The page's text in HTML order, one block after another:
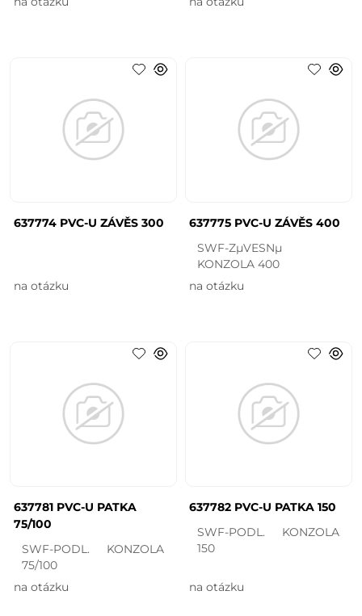
637774 PVC-U ZÁVĚS 300
na otázku
637775 PVC-U ZÁVĚS 400
SWF-ZµVESNµ
KONZOLA 400
na otázku
637781 PVC-U PATKA
75/100
SWF-PODL. KONZOLA
75/100
na otázku
637782 PVC-U PATKA 150
SWF-PODL. KONZOLA
150
na otázku